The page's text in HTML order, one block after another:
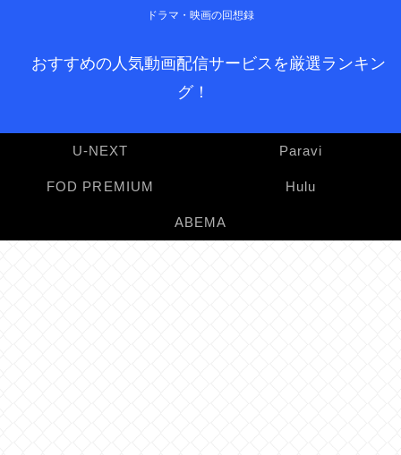
ドラマ・映画の回想録
おすすめの人気動画配信サービスを厳選ランキン
グ！
U-NEXT Paravi
FOD PREMIUM Hulu
ABEMA